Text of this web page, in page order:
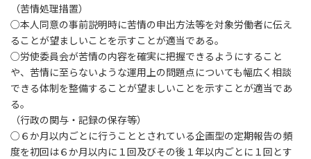
（苦情処理措置）
○本人同意の事前説明時に苦情の申出方法等を対象労働者に伝え
ることが望ましいことを示すことが適当である。
○労使委員会が苦情の内容を確実に把握できるようにすること
や、苦情に至らないような運用上の問題点についても幅広く相談
できる体制を整備することが望ましいことを示すことが適当であ
る。
（行政の関与・記録の保存等）
○６か月以内ごとに行うこととされている企画型の定期報告の頻
度を初回は６か月以内に１回及びその後１年以内ごとに１回とす